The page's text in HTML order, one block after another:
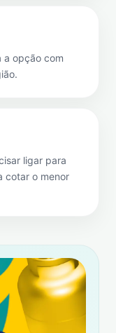
a opção com
ligar para
cotar o menor